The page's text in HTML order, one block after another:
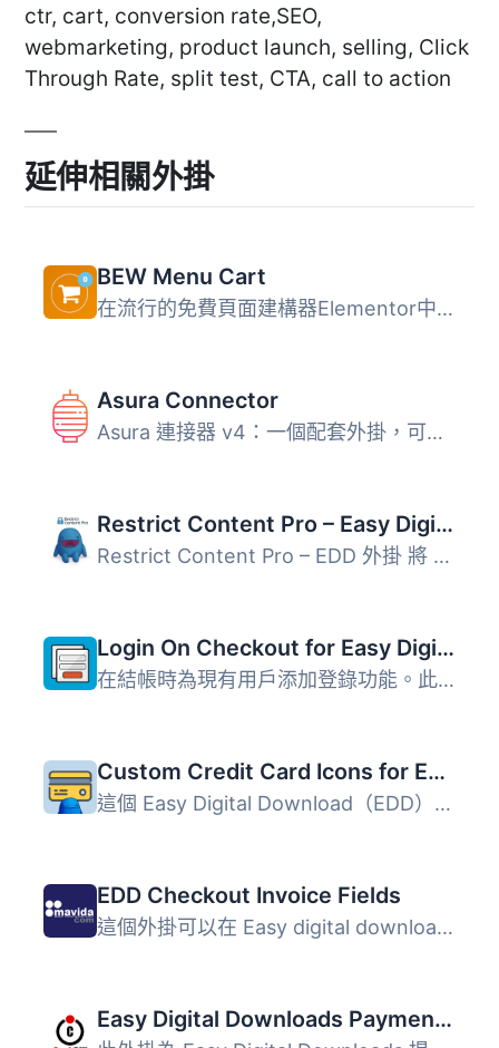
ctr, cart, conversion rate,SEO,
webmarketing, product launch, selling, Click
Through Rate, split test, CTA, call to action
延伸相關外掛
BEW Menu Cart
在流行的免費頁面建構器Elementor中新增Woocommerce和Easy Di...
Asura Connector
Asura 連接器 v4：一個配套外掛，可存取由 Asura v4.x 外掛管...
Restrict Content Pro – Easy Digital Downloads
Restrict Content Pro – EDD 外掛 將 Restrict Content...
Login On Checkout for Easy Digital Downloads
在結帳時為現有用戶添加登錄功能。此外掛與 EDD Auto Registe...
Custom Credit Card Icons for Easy Digital Downloads
這個 Easy Digital Download（EDD）外掛可以方便地在電子商務...
EDD Checkout Invoice Fields
這個外掛可以在 Easy digital download 結帳頁面中新增“公司...
Easy Digital Downloads Payment Gateway – CashBill